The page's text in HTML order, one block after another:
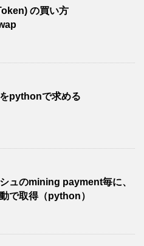
の買い方
pythonで求める
ュのmining payment毎に、
で取得（python）